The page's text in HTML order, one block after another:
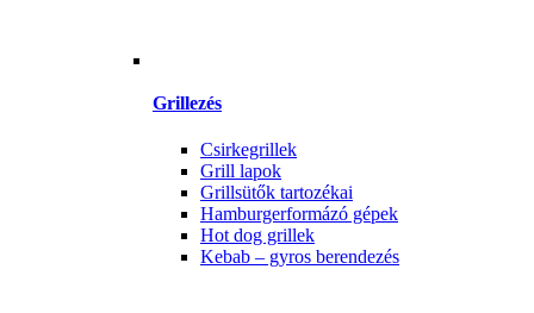
Grillezés
Csirkegrillek
Grill lapok
Grillsütők tartozékai
Hamburgerformázó gépek
Hot dog grillek
Kebab – gyros berendezés